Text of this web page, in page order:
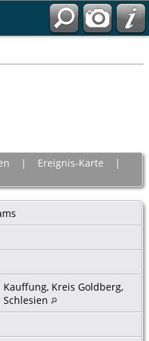
| Ereignis-Karte |
Kauffung, Kreis Goldberg,
Schlesien